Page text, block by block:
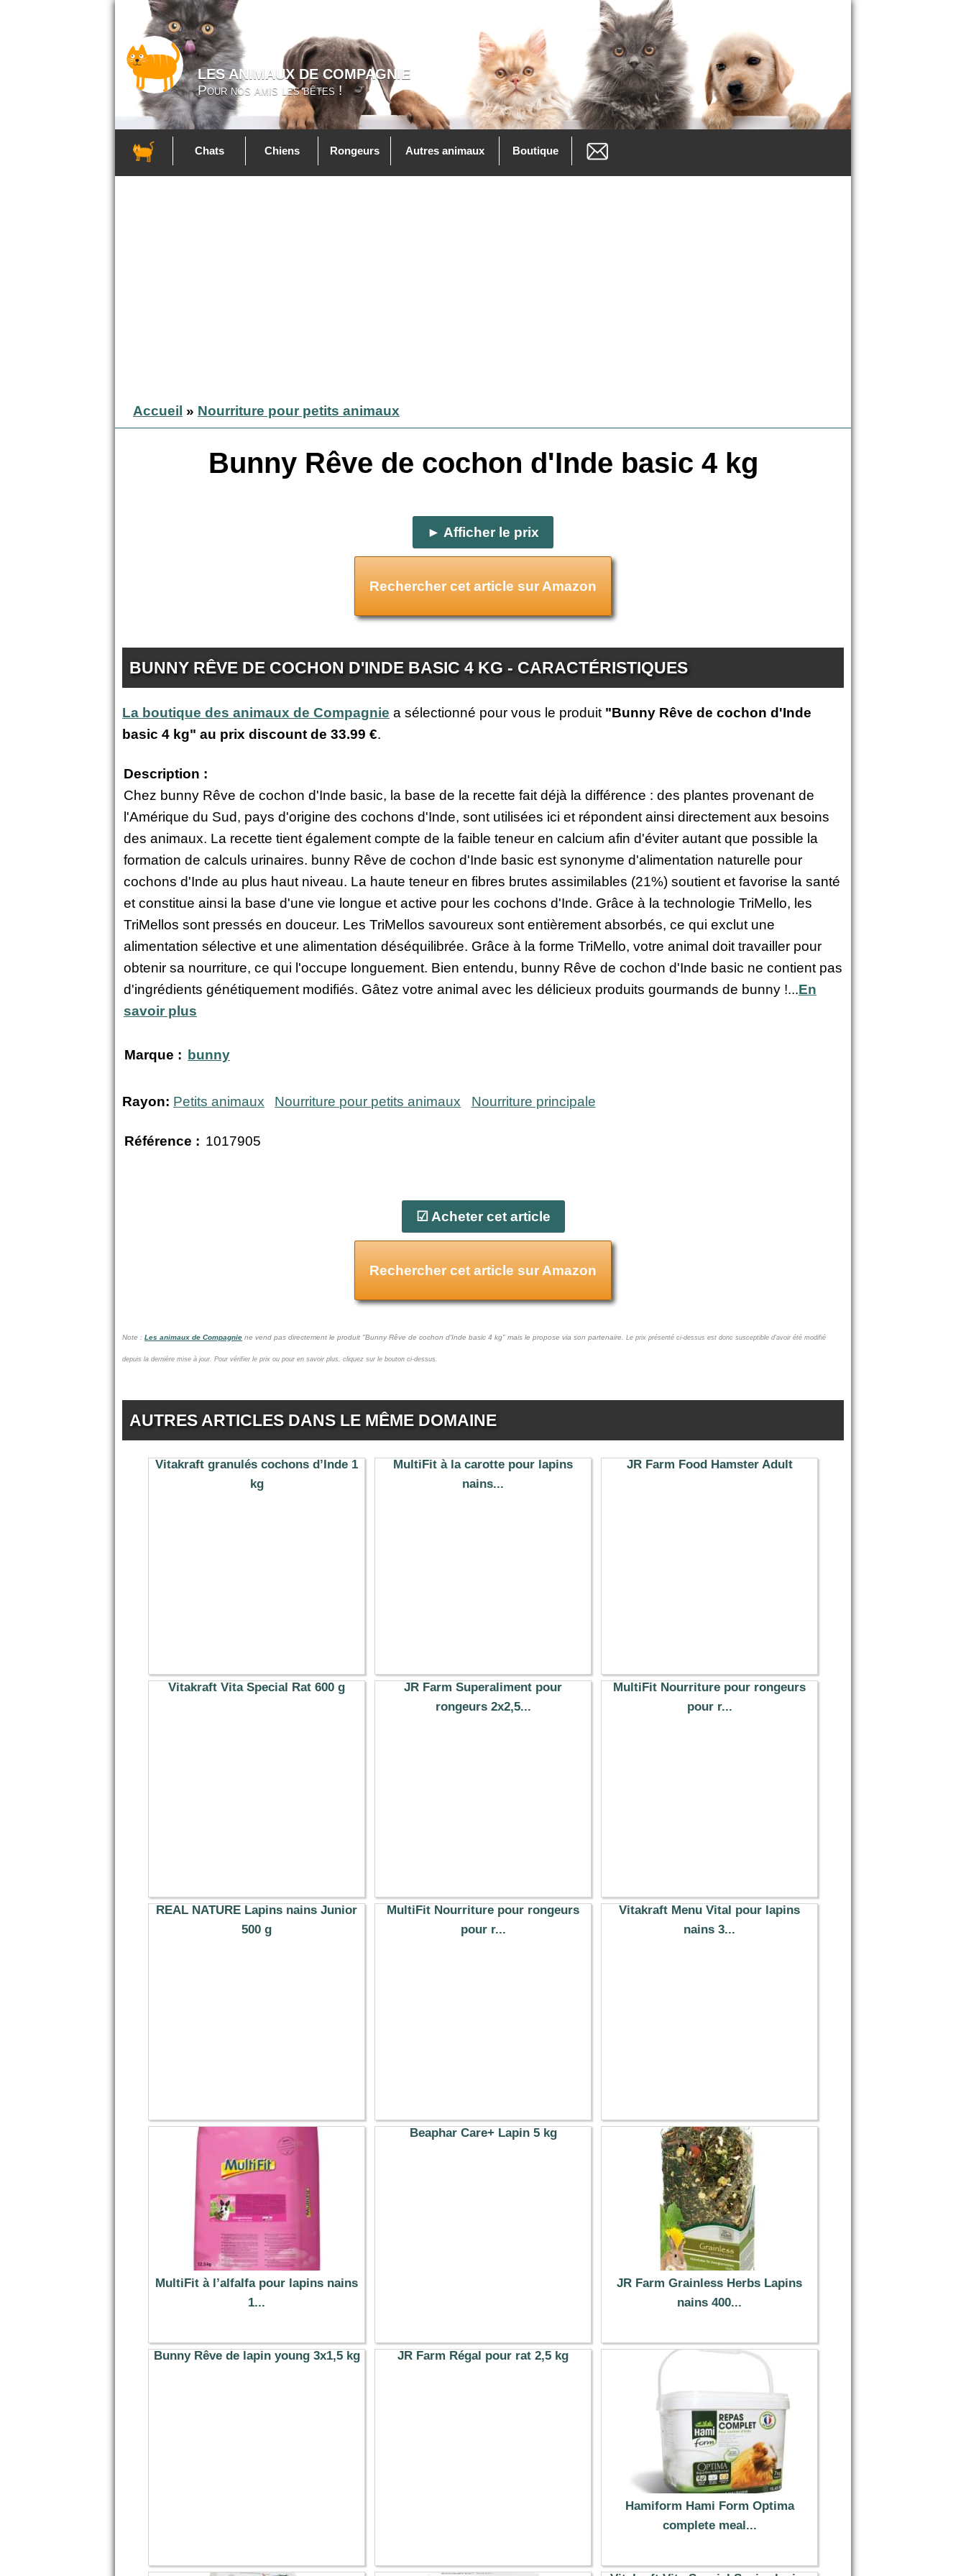
LES ANIMAUX DE COMPAGNIE
Pour nos amis les bêtes !
Chats Chiens Rongeurs Autres animaux Boutique
Accueil » Nourriture pour petits animaux
Bunny Rêve de cochon d'Inde basic 4 kg
► Afficher le prix
Rechercher cet article sur Amazon
BUNNY RÊVE DE COCHON D'INDE BASIC 4 KG - CARACTÉRISTIQUES
La boutique des animaux de Compagnie a sélectionné pour vous le produit "Bunny Rêve de cochon d'Inde
basic 4 kg" au prix discount de 33.99 €.
Description :
Chez bunny Rêve de cochon d'Inde basic, la base de la recette fait déjà la différence : des plantes provenant de
l'Amérique du Sud, pays d'origine des cochons d'Inde, sont utilisées ici et répondent ainsi directement aux besoins
des animaux. La recette tient également compte de la faible teneur en calcium afin d'éviter autant que possible la
formation de calculs urinaires. bunny Rêve de cochon d'Inde basic est synonyme d'alimentation naturelle pour
cochons d'Inde au plus haut niveau. La haute teneur en fibres brutes assimilables (21%) soutient et favorise la santé
et constitue ainsi la base d'une vie longue et active pour les cochons d'Inde. Grâce à la technologie TriMello, les
TriMellos sont pressés en douceur. Les TriMellos savoureux sont entièrement absorbés, ce qui exclut une
alimentation sélective et une alimentation déséquilibrée. Grâce à la forme TriMello, votre animal doit travailler pour
obtenir sa nourriture, ce qui l'occupe longuement. Bien entendu, bunny Rêve de cochon d'Inde basic ne contient pas
d'ingrédients génétiquement modifiés. Gâtez votre animal avec les délicieux produits gourmands de bunny !...En
savoir plus
Marque : bunny
Rayon: Petits animaux Nourriture pour petits animaux Nourriture principale
Référence : 1017905
☑ Acheter cet article
Rechercher cet article sur Amazon
Note : Les animaux de Compagnie ne vend pas directement le produit "Bunny Rêve de cochon d'Inde basic 4 kg" mais le propose via son partenaire. Le prix présenté ci-dessus est donc susceptible d'avoir été modifié
depuis la dernière mise à jour. Pour vérifier le prix ou pour en savoir plus, cliquez sur le bouton ci-dessus.
AUTRES ARTICLES DANS LE MÊME DOMAINE
Vitakraft granulés cochons d’Inde 1
kg
MultiFit à la carotte pour lapins
nains...
JR Farm Food Hamster Adult
Vitakraft Vita Special Rat 600 g
JR Farm Superaliment pour
rongeurs 2x2,5...
MultiFit Nourriture pour rongeurs
pour r...
REAL NATURE Lapins nains Junior
500 g
MultiFit Nourriture pour rongeurs
pour r...
Vitakraft Menu Vital pour lapins
nains 3...
MultiFit à l’alfalfa pour lapins nains
1...
34.99 €
Beaphar Care+ Lapin 5 kg
JR Farm Grainless Herbs Lapins
nains 400...
4.59 €
Bunny Rêve de lapin young 3x1,5 kg JR Farm Régal pour rat 2,5 kg
Hamiform Hami Form Optima
complete meal...
40.99 €